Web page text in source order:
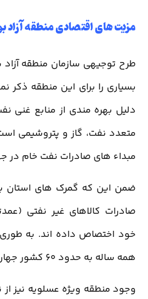
مزیت های اقتصادی منطقه آزاد
طرح توجیهی سازمان منطقه
بسیاری را برای این منطقه ذکر
دلیل بهره مندی از منابع غنی
متعدد نفت، گاز و پتروشیمی
مبداء های صادرات نفت خام
ضمن این که گمرک های استان
صادرات کالاهای غیر نفتی
خود اختصاص داده اند. به
همه ساله به حدود 60 کشور جهان، صادرات کالا دارند.
وجود منطقه ویژه عسلویه نیز